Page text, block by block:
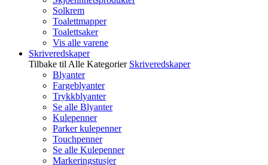
Solkrem
Toalettmapper
Toalettsaker
Vis alle varene
Skriveredskaper
Tilbake til Alle Kategorier Skriveredskaper
Blyanter
Fargeblyanter
Trykkblyanter
Se alle Blyanter
Kulepenner
Parker kulepenner
Touchpenner
Se alle Kulepenner
Markeringstusjer